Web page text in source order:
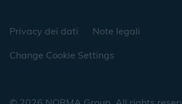
Privacy dei dati Note legali
Change Cookie Settings